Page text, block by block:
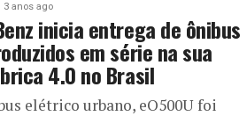
3 anos ago
inicia entrega de ônibus
em série na sua
4.0 no Brasil
elétrico urbano, eO500U foi